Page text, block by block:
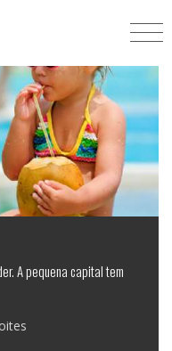
A pequena capital tem